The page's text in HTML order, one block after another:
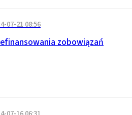
07-21 08:56
zobowiązań